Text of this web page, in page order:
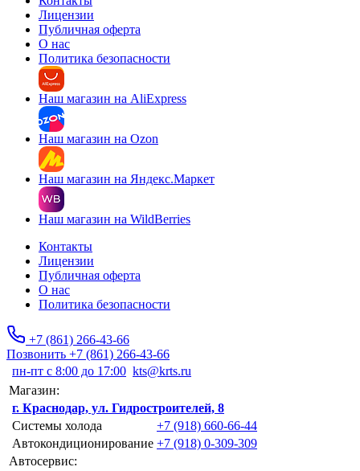
Лицензии
Публичная оферта
О нас
Политика безопасности
Наш магазин на AliExpress
Наш магазин на Ozon
Наш магазин на Яндекс.Маркет
Наш магазин на WildBerries
Контакты
Лицензии
Публичная оферта
О нас
Политика безопасности
+7 (861) 266-43-66
Позвонить +7 (861) 266-43-66
пн-пт с 8:00 до 17:00 kts@krts.ru
Магазин:
г. Краснодар, ул. Гидростроителей, 8
Системы холода
+7 (918) 660-66-44
Автокондиционирование +7 (918) 0-309-309
Автосервис: